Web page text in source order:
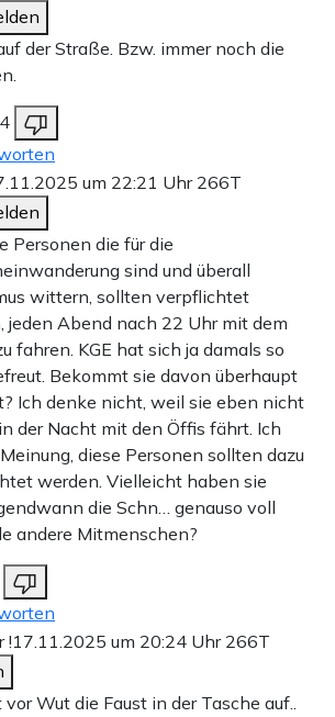
der Straße. Bzw. immer noch die
um 22:21 Uhr 266T
Personen die für die
sind und überall
wittern, sollten verpflichtet
jeden Abend nach 22 Uhr mit dem
fahren. KGE hat sich ja damals so
Bekommt sie davon überhaupt
Ich denke nicht, weil sie eben nicht
der Nacht mit den Öffis fährt. Ich
diese Personen sollten dazu
werden. Vielleicht haben sie
die Schn… genauso voll
andere Mitmenschen?
!17.11.2025 um 20:24 Uhr 266T
Wut die Faust in der Tasche auf..